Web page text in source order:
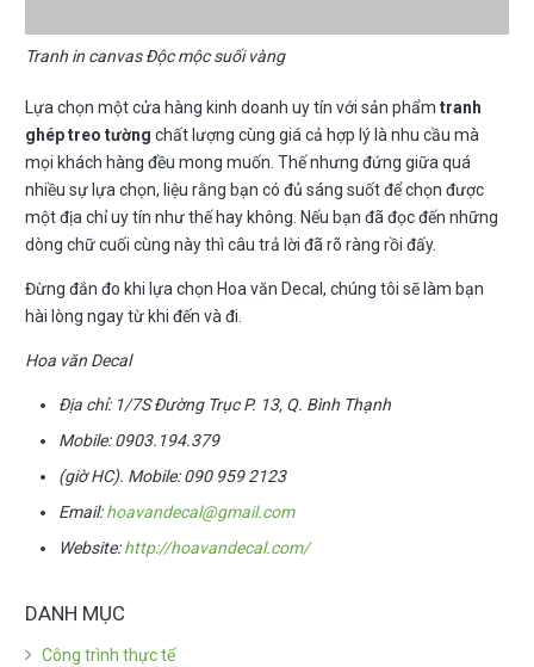
Tranh in canvas Độc mộc suối vàng
Lựa chọn một cửa hàng kinh doanh uy tín với sản phẩm tranh
ghép treo tường chất lượng cùng giá cả hợp lý là nhu cầu mà
mọi khách hàng đều mong muốn. Thế nhưng đứng giữa quá
nhiều sự lựa chọn, liệu rằng bạn có đủ sáng suốt để chọn được
một địa chỉ uy tín như thế hay không. Nếu bạn đã đọc đến những
dòng chữ cuối cùng này thì câu trả lời đã rõ ràng rồi đấy.
Đừng đắn đo khi lựa chọn Hoa văn Decal, chúng tôi sẽ làm bạn
hài lòng ngay từ khi đến và đi.
Hoa văn Decal
Địa chỉ: 1/7S Đường Trục P. 13, Q. Bình Thạnh
Mobile: 0903.194.379
(giờ HC). Mobile: 090 959 2123
Email:hoavandecal@gmail.com
Website:http://hoavandecal.com/
DANH MỤC
Công trình thực tế